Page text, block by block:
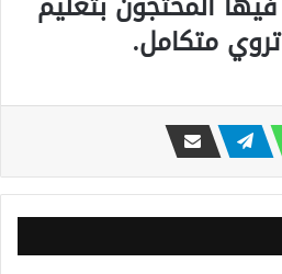
متكامل.